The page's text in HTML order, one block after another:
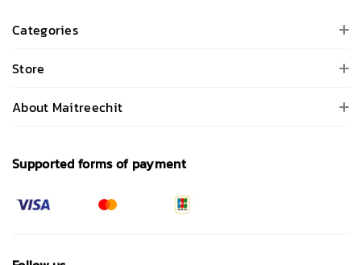
Categories
Store
About Maitreechit
Supported forms of payment